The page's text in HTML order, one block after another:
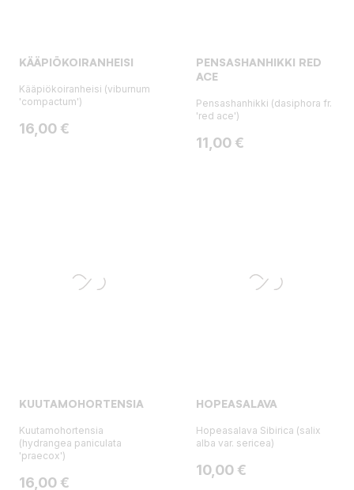
KÄÄPIÖKOIRANHEISI
Kääpiökoiranheisi (viburnum
'compactum')
Hinta
16,00 €
PENSASHANHIKKI RED
ACE
Pensashanhikki (dasiphora fr.
'red ace')
Hinta
11,00 €
KUUTAMOHORTENSIA
Kuutamohortensia
(hydrangea paniculata
'praecox')
Hinta
16,00 €
HOPEASALAVA
Hopeasalava Sibirica (salix
alba var. sericea)
Hinta
10,00 €